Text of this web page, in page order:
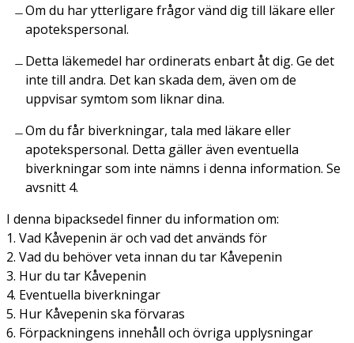
Om du har ytterligare frågor vänd dig till läkare eller
apotekspersonal.
Detta läkemedel har ordinerats enbart åt dig. Ge det
inte till andra. Det kan skada dem, även om de
uppvisar symtom som liknar dina.
Om du får biverkningar, tala med läkare eller
apotekspersonal. Detta gäller även eventuella
biverkningar som inte nämns i denna information. Se
avsnitt 4.
I denna bipacksedel finner du information om:
1. Vad Kåvepenin är och vad det används för
2. Vad du behöver veta innan du tar Kåvepenin
3. Hur du tar Kåvepenin
4. Eventuella biverkningar
5. Hur Kåvepenin ska förvaras
6. Förpackningens innehåll och övriga upplysningar